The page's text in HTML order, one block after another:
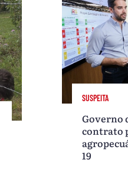
SUSPEITA
Governo
contrato
19